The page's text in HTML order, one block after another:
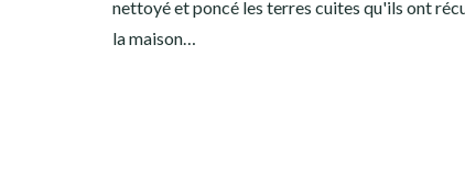
nettoyé et poncé les terres cuites qu'ils ont
la maison…